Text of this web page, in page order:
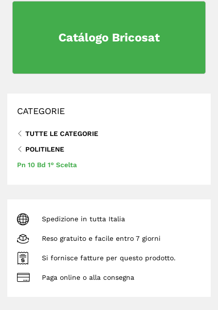
Catálogo Bricosat
CATEGORIE
TUTTE LE CATEGORIE
POLITILENE
Pn 10 Bd 1° Scelta
Spedizione in tutta Italia
Reso gratuito e facile entro 7 giorni
Si fornisce fatture per questo prodotto.
Paga online o alla consegna